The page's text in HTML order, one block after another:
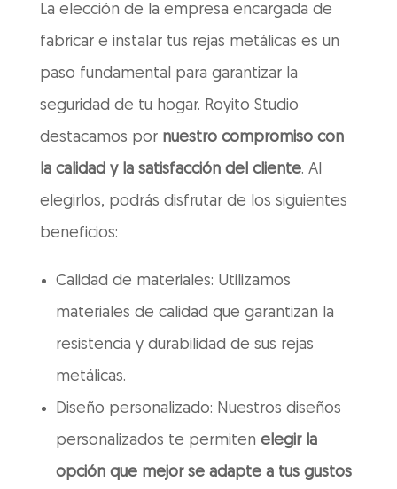
La elección de la empresa encargada de
fabricar e instalar tus rejas metálicas es un
paso fundamental para garantizar la
seguridad de tu hogar. Royito Studio
destacamos por nuestro compromiso con
la calidad y la satisfacción del cliente. Al
elegirlos, podrás disfrutar de los siguientes
beneficios:
Calidad de materiales: Utilizamos
materiales de calidad que garantizan la
resistencia y durabilidad de sus rejas
metálicas.
Diseño personalizado: Nuestros diseños
personalizados te permiten elegir la
opción que mejor se adapte a tus gustos